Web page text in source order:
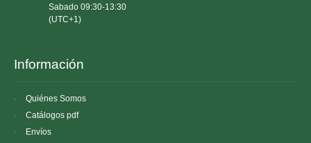
Sabado 09:30-13:30
(UTC+1)
Información
Quiénes Somos
Catálogos pdf
Envíos